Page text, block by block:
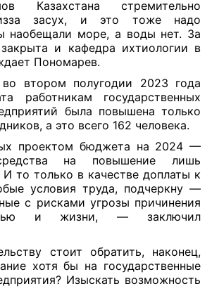
Казахстана стремительно
засух, и это тоже надо
наобещали море, а воды нет. За
и кафедра ихтиологии в
Пономарев.
втором полугодии 2023 года
работникам государственных
была повышена только
а это всего 162 человека.
проектом бюджета на 2024 —
на повышение лишь
то только в качестве доплаты к
условия труда, подчеркну —
с рисками угрозы причинения
и жизни, — заключил
стоит обратить, наконец,
хотя бы на государственные
Изыскать возможность